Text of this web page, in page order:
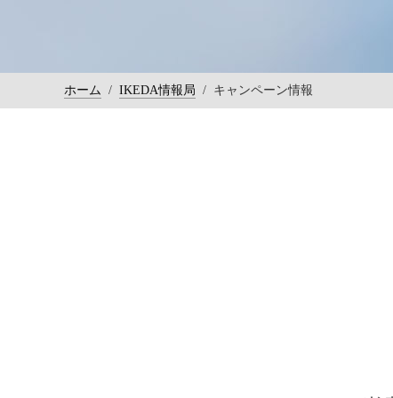
ホーム / IKEDA情報局 / キャンペーン情報